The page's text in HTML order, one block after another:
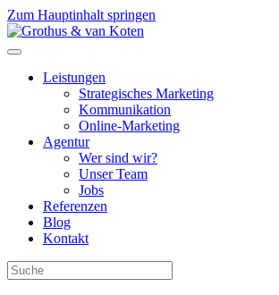
Zum Hauptinhalt springen
Leistungen
Strategisches Marketing
Kommunikation
Online-Marketing
Agentur
Wer sind wir?
Unser Team
Jobs
Referenzen
Blog
Kontakt